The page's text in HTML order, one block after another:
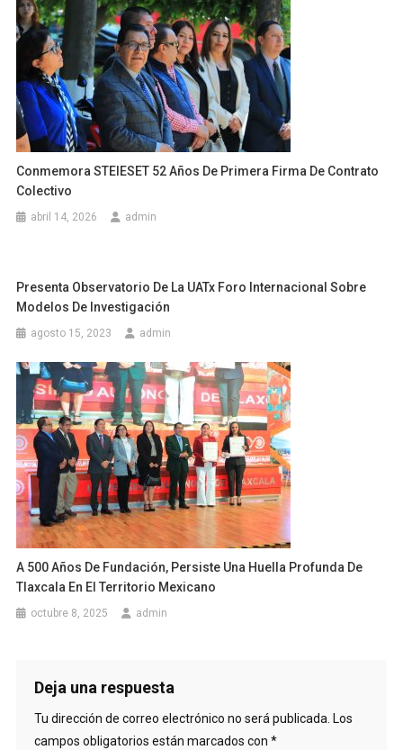
Conmemora STEIESET 52 Años De Primera Firma De Contrato
Colectivo
abril 14, 2026 admin
Presenta Observatorio De La UATx Foro Internacional Sobre
Modelos De Investigación
agosto 15, 2023 admin
A 500 Años De Fundación, Persiste Una Huella Profunda De
Tlaxcala En El Territorio Mexicano
octubre 8, 2025 admin
Deja una respuesta
Tu dirección de correo electrónico no será publicada. Los
campos obligatorios están marcados con *